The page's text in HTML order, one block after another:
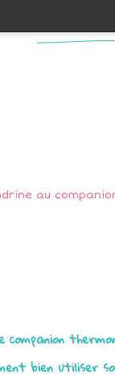
companion
bien utiliser